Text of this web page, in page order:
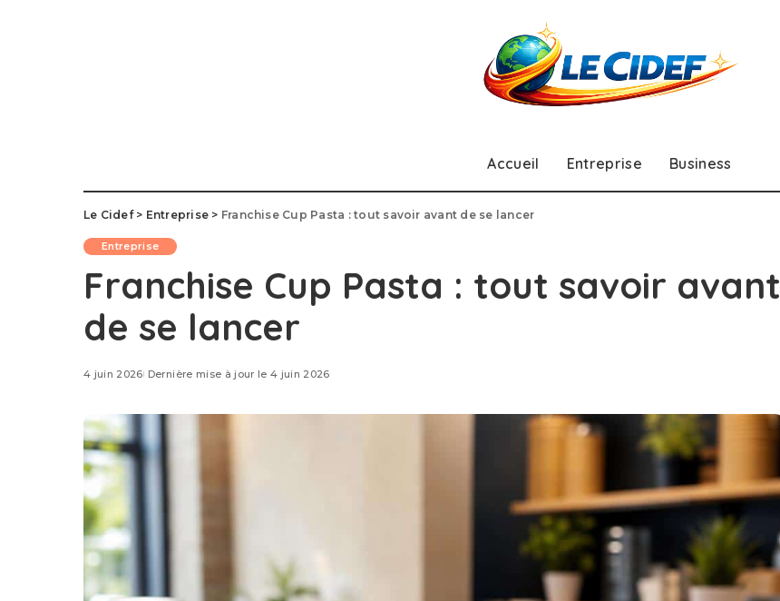
Accueil Entreprise Business
Le Cidef> Entreprise > Franchise Cup Pasta : tout savoir avant de se lancer
Entreprise
Franchise Cup Pasta : tout savoir avant
de se lancer
4 juin 2026 Dernière mise à jour le 4 juin 2026